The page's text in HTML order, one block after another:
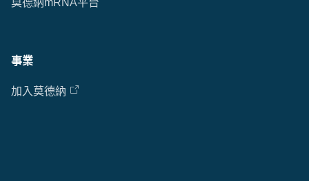
莫德納mRNA平台
事業
加入莫德納